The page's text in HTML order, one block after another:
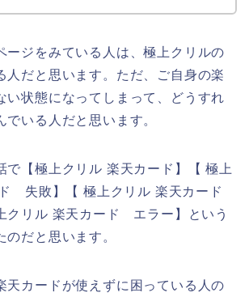
ージをみている人は、極上クリルの
人だと思います。ただ、ご自身の楽
い状態になってしまって、どうすれ
でいる人だと思います。
で【極上クリル 楽天カード】【 極上
失敗】【 極上クリル 楽天カード
クリル 楽天カード エラー】という
だと思います。
天カードが使えずに困っている人の